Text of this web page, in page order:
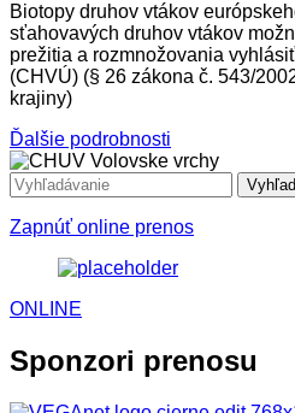
Biotopy druhov vtákov
sťahovavých druhov vtákov
prežitia a rozmnožovania
(CHVÚ) (§ 26 zákona č. 543/
krajiny)
Ďalšie podrobnosti
Zapnúť online prenos
ONLINE
Sponzori prenosu